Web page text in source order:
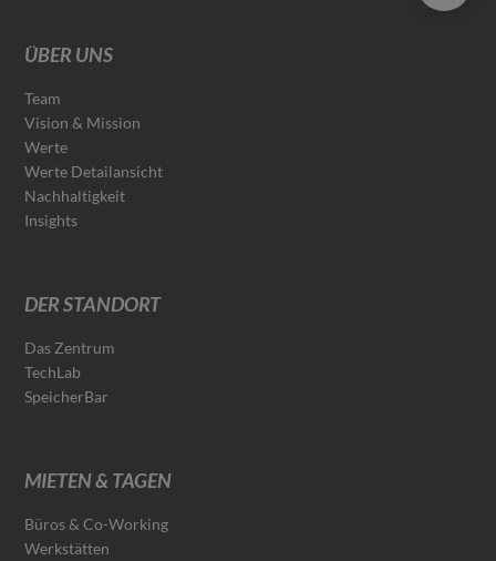
ÜBER UNS
Team
Vision & Mission
Werte
Werte Detailansicht
Nachhaltigkeit
Insights
DER STANDORT
Das Zentrum
TechLab
SpeicherBar
MIETEN & TAGEN
Büros & Co-Working
Werkstätten